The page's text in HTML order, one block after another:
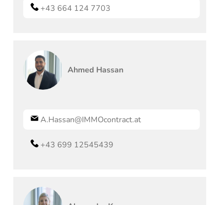
+43 664 124 7703
Ahmed Hassan
A.Hassan@IMMOcontract.at
+43 699 12545439